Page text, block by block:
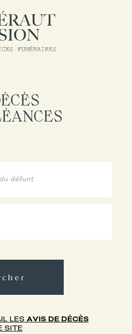
LES AVIS DE DÉCÈS
SITE